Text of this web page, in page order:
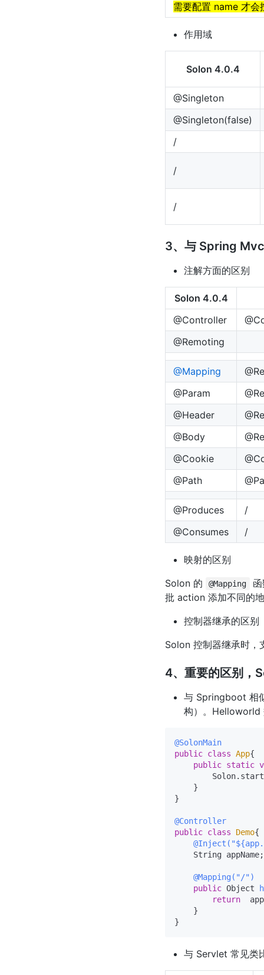
需要配置 name 才会
作用域
Solon 4.0.4
@Singleton
@Singleton(false)
/
/
/
3、与 Spring
注解方面的区别
Solon 4.0.4
@Controller
@Remoting
@Mapping
@Param
@Header
@Body
@Cookie
@Path
@Produces
/
@Consumes
/
映射的区别
Solon 的
@Mapping
批 action 添加不同的
控制器继承的区别
Solon 控制器继承时，
4、重要的区别，
与 Springboot 相
构）。Helloworld
@SolonMain
public class App{
public static
    }
}
@Controller
public class Demo{
    String appName;
@Mapping("/")
public Object
return
    }
与 Servlet 常见类